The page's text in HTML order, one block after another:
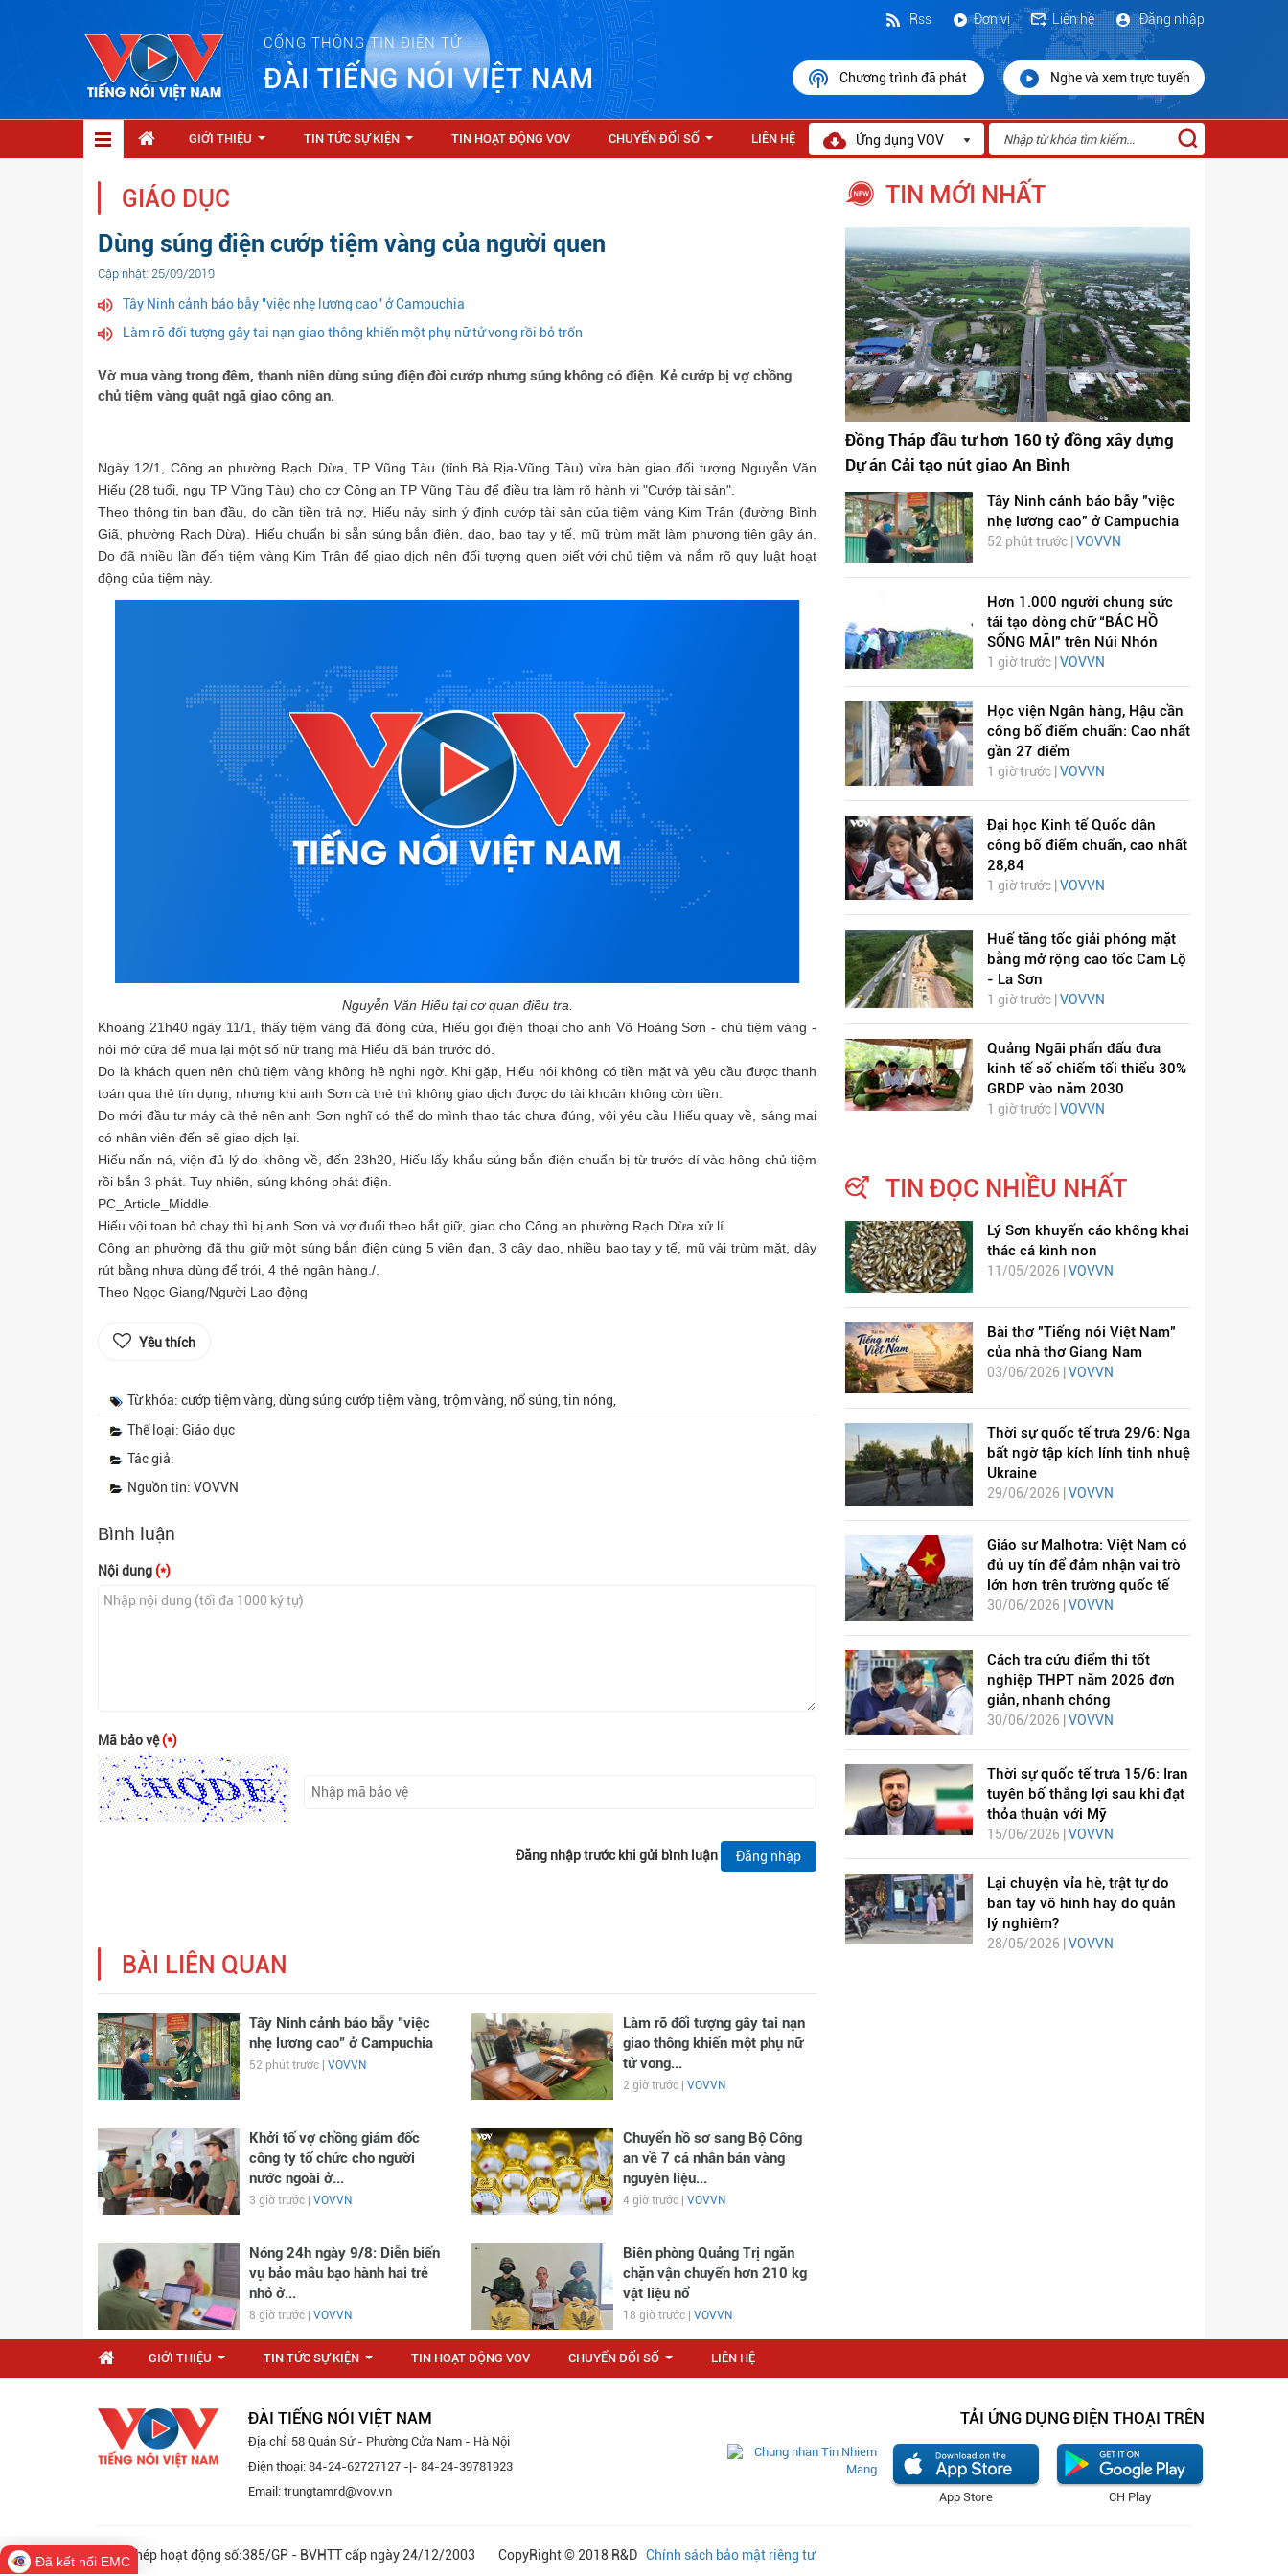
CỔNG THÔNG TIN ĐIỆN TỬ
ĐÀI TIẾNG NÓI VIỆT NAM
Đăng nhập
Liên hệ
Đơn vị
Rss
Chương trình đã phát Nghe và xem trực tuyến
GIỚI THIỆU TIN TỨC SỰ KIỆN TIN HOẠT ĐỘNG VOV CHUYỂN ĐỔI SỐ LIÊN HỆ Ứng dụng VOV
GIÁO DỤC
Dùng súng điện cướp tiệm vàng của người quen
Cập nhật: 25/09/2019
Tây Ninh cảnh báo bẫy "việc nhẹ lương cao" ở Campuchia
Làm rõ đối tượng gây tai nạn giao thông khiến một phụ nữ tử vong rồi bỏ trốn
Vờ mua vàng trong đêm, thanh niên dùng súng điện đòi cướp nhưng súng không có điện. Kẻ cướp bị vợ chồng
chủ tiệm vàng quật ngã giao công an.
Ngày 12/1, Công an phường Rạch Dừa, TP Vũng Tàu (tỉnh Bà Rịa-Vũng Tàu) vừa bàn giao đối tượng Nguyễn Văn
Hiếu (28 tuổi, ngụ TP Vũng Tàu) cho cơ Công an TP Vũng Tàu để điều tra làm rõ hành vi "Cướp tài sản".
Theo thông tin ban đầu, do cần tiền trả nợ, Hiếu nảy sinh ý định cướp tài sản của tiệm vàng Kim Trân (đường Bình
Giã, phường Rạch Dừa). Hiếu chuẩn bị sẵn súng bắn điện, dao, bao tay y tế, mũ trùm mặt làm phương tiện gây án.
Do đã nhiều lần đến tiệm vàng Kim Trân để giao dịch nên đối tượng quen biết với chủ tiệm và nắm rõ quy luật hoạt
động của tiệm này.
Nguyễn Văn Hiếu tại cơ quan điều tra.
Khoảng 21h40 ngày 11/1, thấy tiệm vàng đã đóng cửa, Hiếu gọi điện thoại cho anh Võ Hoàng Sơn - chủ tiệm vàng -
nói mở cửa để mua lại một số nữ trang mà Hiếu đã bán trước đó.
Do là khách quen nên chủ tiệm vàng không hề nghi ngờ. Khi gặp, Hiếu nói không có tiền mặt và yêu cầu được thanh
toán qua thẻ tín dụng, nhưng khi anh Sơn cà thẻ thì không giao dịch được do tài khoản không còn tiền.
Do mới đầu tư máy cà thẻ nên anh Sơn nghĩ có thể do mình thao tác chưa đúng, vội yêu cầu Hiếu quay về, sáng mai
có nhân viên đến sẽ giao dịch lại.
Hiếu nấn ná, viện đủ lý do không về, đến 23h20, Hiếu lấy khẩu súng bắn điện chuẩn bị từ trước dí vào hông chủ tiệm
rồi bắn 3 phát. Tuy nhiên, súng không phát điện.
PC_Article_Middle
Hiếu vội toan bỏ chạy thì bị anh Sơn và vợ đuổi theo bắt giữ, giao cho Công an phường Rạch Dừa xử lí.
Công an phường đã thu giữ một súng bắn điện cùng 5 viên đạn, 3 cây dao, nhiều bao tay y tế, mũ vải trùm mặt, dây
rút bằng nhựa dùng để trói, 4 thẻ ngân hàng./.
Theo Ngọc Giang/Người Lao động
Yêu thích
Từ khóa: cướp tiệm vàng, dùng súng cướp tiệm vàng, trộm vàng, nổ súng, tin nóng,
Thể loại: Giáo dục
Tác giả:
Nguồn tin: VOVVN
Bình luận
Nội dung (*)
Mã bảo vệ(*)
Đăng nhập trước khi gửi bình luận Đăng nhập
BÀI LIÊN QUAN
Tây Ninh cảnh báo bẫy "việc
nhẹ lương cao" ở Campuchia
52 phút trước | VOVVN
Làm rõ đối tượng gây tai nạn
giao thông khiến một phụ nữ
tử vong...
2 giờ trước | VOVVN
Khởi tố vợ chồng giám đốc
công ty tổ chức cho người
nước ngoài ở...
3 giờ trước | VOVVN
Chuyển hồ sơ sang Bộ Công
an về 7 cá nhân bán vàng
nguyên liệu...
4 giờ trước | VOVVN
Nóng 24h ngày 9/8: Diễn biến
vụ bảo mẫu bạo hành hai trẻ
nhỏ ở...
8 giờ trước | VOVVN
Biên phòng Quảng Trị ngăn
chặn vận chuyển hơn 210 kg
vật liệu nổ
18 giờ trước | VOVVN
TIN MỚI NHẤT
Đồng Tháp đầu tư hơn 160 tỷ đồng xây dựng
Dự án Cải tạo nút giao An Bình
Tây Ninh cảnh báo bẫy "việc
nhẹ lương cao" ở Campuchia
52 phút trước |VOVVN
Hơn 1.000 người chung sức
tái tạo dòng chữ “BÁC HỒ
SỐNG MÃI” trên Núi Nhón
1 giờ trước | VOVVN
Học viện Ngân hàng, Hậu cần
công bố điểm chuẩn: Cao nhất
gần 27 điểm
1 giờ trước | VOVVN
Đại học Kinh tế Quốc dân
công bố điểm chuẩn, cao nhất
28,84
1 giờ trước | VOVVN
Huế tăng tốc giải phóng mặt
bằng mở rộng cao tốc Cam Lộ
- La Sơn
1 giờ trước | VOVVN
Quảng Ngãi phấn đấu đưa
kinh tế số chiếm tối thiểu 30%
GRDP vào năm 2030
1 giờ trước | VOVVN
TIN ĐỌC NHIỀU NHẤT
Lý Sơn khuyến cáo không khai
thác cá kình non
11/05/2026 | VOVVN
Bài thơ "Tiếng nói Việt Nam"
của nhà thơ Giang Nam
03/06/2026 |VOVVN
Thời sự quốc tế trưa 29/6: Nga
bất ngờ tập kích lính tinh nhuệ
Ukraine
29/06/2026 | VOVVN
Giáo sư Malhotra: Việt Nam có
đủ uy tín để đảm nhận vai trò
lớn hơn trên trường quốc tế
30/06/2026 | VOVVN
Cách tra cứu điểm thi tốt
nghiệp THPT năm 2026 đơn
giản, nhanh chóng
30/06/2026 | VOVVN
Thời sự quốc tế trưa 15/6: Iran
tuyên bố thắng lợi sau khi đạt
thỏa thuận với Mỹ
15/06/2026 | VOVVN
Lại chuyện vỉa hè, trật tự do
bàn tay vô hình hay do quản
lý nghiêm?
28/05/2026 | VOVVN
GIỚI THIỆU TIN TỨC SỰ KIỆN TIN HOẠT ĐỘNG VOV CHUYỂN ĐỔI SỐ LIÊN HỆ
ĐÀI TIẾNG NÓI VIỆT NAM
Địa chỉ: 58 Quán Sứ - Phường Cửa Nam - Hà Nội
Điện thoại: 84-24-62727127 -|- 84-24-39781923
Email: trungtamrd@vov.vn
TẢI ỨNG DỤNG ĐIỆN THOẠI TRÊN
CH Play
App Store
Giấy phép hoạt động số:385/GP - BVHTT cấp ngày 24/12/2003 CopyRight © 2018 R&D Chính sách bảo mật riêng tư
Đã kết nối EMC